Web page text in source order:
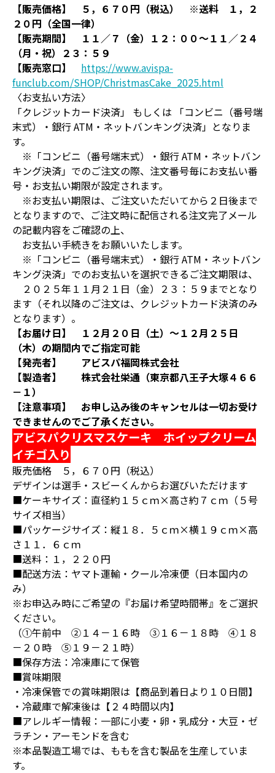
【販売価格】 ５，６７０円（税込） ※送料 １，２
２０円（全国一律）
【販売期間】 １１／７（金）１２：００～１１／２４
（月・祝）２３：５９
【販売窓口】
https://www.avispa-
funclub.com/SHOP/ChristmasCake_2025.html
〈お支払い方法〉
「クレジットカード決済」 もしくは 「コンビニ（番号端
末式）・銀行 ATM・ネットバンキング決済」となりま
す。
※「コンビニ（番号端末式）・銀行 ATM・ネットバン
キング決済」でのご注文の際、注文番号毎にお支払い番
号・お支払い期限が設定されます。
※お支払い期限は、ご注文いただいてから２日後まで
となりますので、ご注文時に配信される注文完了メール
の記載内容をご確認の上、
お支払い手続きをお願いいたします。
※「コンビニ（番号端末式）・銀行 ATM・ネットバン
キング決済」でのお支払いを選択できるご注文期限は、
２０２５年１１月２１日（金）２３：５９までとなり
ます（それ以降のご注文は、クレジットカード決済のみ
となります）。
【お届け日】 １２月２０日（土）～１２月２５日
（木）の期間内でご指定可能
【発売者】 アビスパ福岡株式会社
【製造者】 株式会社栄通（東京都八王子大塚４６６
－１）
【注意事項】 お申し込み後のキャンセルは一切お受け
できませんのでご了承ください。
アビスパクリスマスケーキ ホイップクリーム
イチゴ入り
販売価格 ５，６７０円（税込）
デザインは選手・スビーくんからお選びいただけます
■ケーキサイズ：直径約１５ｃｍ×高さ約７ｃｍ（５号
サイズ相当）
■パッケージサイズ：縦１８．５ｃｍ×横１９ｃｍ×高
さ１１．６ｃｍ
■送料：１，２２０円
■配送方法：ヤマト運輸・クール冷凍便（日本国内の
み）
※お申込み時にご希望の『お届け希望時間帯』をご選択
ください。
（①午前中 ②１４－１６時 ③１６－１８時 ④１８
－２０時 ⑤１９－２１時）
■保存方法：冷凍庫にて保管
■賞味期限
・冷凍保管での賞味期限は【商品到着日より１０日間】
・冷蔵庫で解凍後は【２４時間以内】
■アレルギー情報：一部に小麦・卵・乳成分・大豆・ゼ
ラチン・アーモンドを含む
※本品製造工場では、ももを含む製品を生産していま
す。